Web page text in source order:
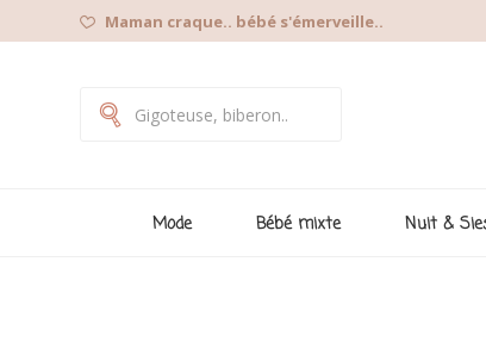
Maman craque.. bébé s'émerveille..
Mode Bébé mixte Nuit &